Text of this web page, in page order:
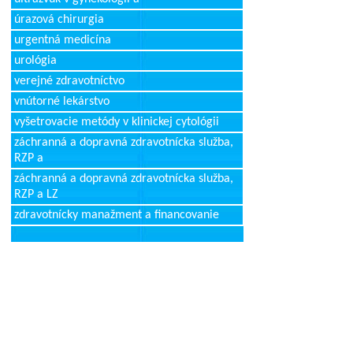
úrazová chirurgia
urgentná medicína
urológia
verejné zdravotníctvo
vnútorné lekárstvo
vyšetrovacie metódy v klinickej cytológii
záchranná a dopravná zdravotnícka služba,
RZP a
záchranná a dopravná zdravotnícka služba,
RZP a LZ
zdravotnícky manažment a financovanie